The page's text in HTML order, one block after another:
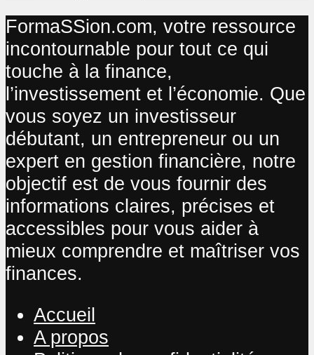
FormaSSion.com, votre ressource
incontournable pour tout ce qui
touche à la finance,
l’investissement et l’économie. Que
vous soyez un investisseur
débutant, un entrepreneur ou un
expert en gestion financière, notre
objectif est de vous fournir des
informations claires, précises et
accessibles pour vous aider à
mieux comprendre et maîtriser vos
finances.
Accueil
A propos